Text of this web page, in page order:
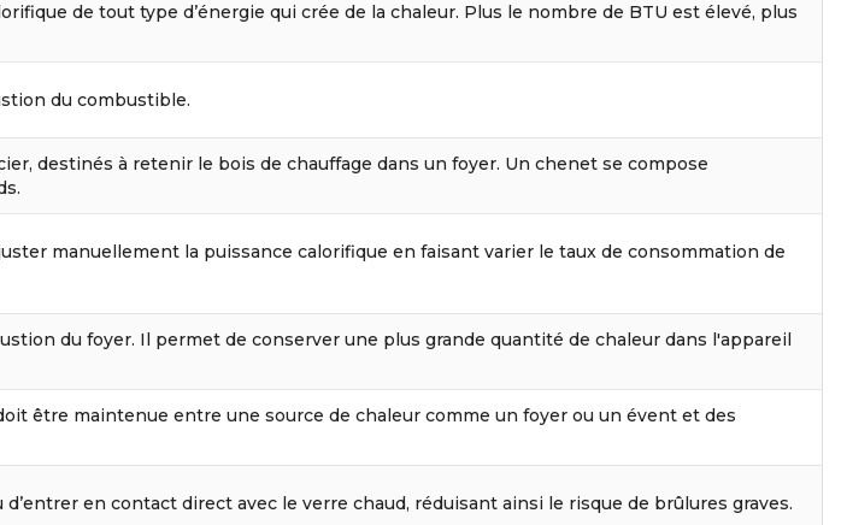
de tout type d’énergie qui crée de la chaleur. Plus le nombre de BTU est élevé, plus
du combustible.
destinés à retenir le bois de chauffage dans un foyer. Un chenet se compose
manuellement la puissance calorifique en faisant varier le taux de consommation de
du foyer. Il permet de conserver une plus grande quantité de chaleur dans l'appareil
être maintenue entre une source de chaleur comme un foyer ou un évent et des
en contact direct avec le verre chaud, réduisant ainsi le risque de brûlures graves.